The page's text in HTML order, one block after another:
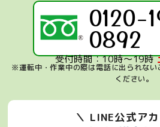
0120-
0892
受付時間：10時～19時
※運転中・作業中の際は電話に出られない
ください。
＼ LINE公式ア